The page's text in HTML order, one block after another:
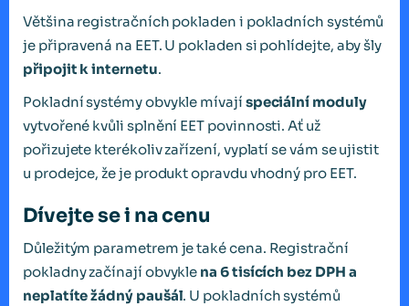
Většina registračních pokladen i pokladních systémů
je připravená na EET. U pokladen si pohlídejte, aby šly
připojit k internetu.
Pokladní systémy obvykle mívají speciální moduly
vytvořené kvůli splnění EET povinnosti. Ať už
pořizujete kterékoliv zařízení, vyplatí se vám se ujistit
u prodejce, že je produkt opravdu vhodný pro EET.
Dívejte se i na cenu
Důležitým parametrem je také cena. Registrační
pokladny začínají obvykle na 6 tisících bez DPH a
neplatíte žádný paušál. U pokladních systémů